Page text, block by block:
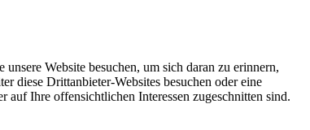
Website besuchen, um sich daran zu erinnern,
diese Drittanbieter-Websites besuchen oder eine
auf Ihre offensichtlichen Interessen zugeschnitten sind.